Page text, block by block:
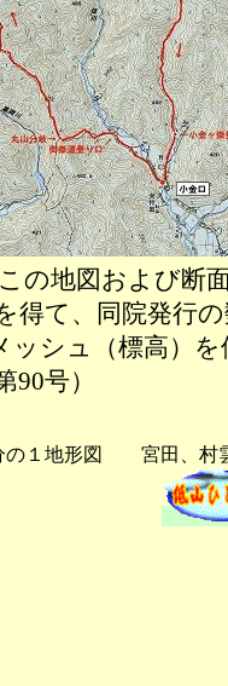
の地図および断
得て、同院発行
ッシュ（標高）
90号）
の１地形図 宮田、村